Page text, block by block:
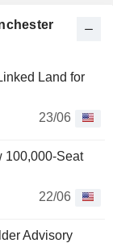
Land for
23/06
100,000-Seat
22/06
Advisory